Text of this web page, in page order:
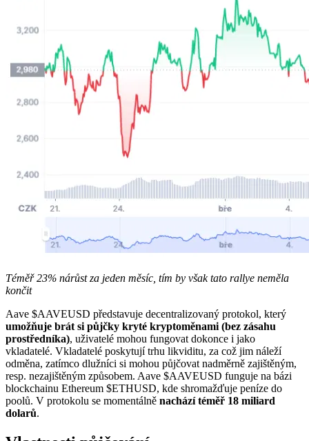
Téměř 23% nárůst za jeden měsíc, tím by však tato rallye neměla
končit
Aave $AAVEUSD představuje decentralizovaný protokol, který
umožňuje brát si půjčky kryté kryptoměnami (bez zásahu
prostředníka), uživatelé mohou fungovat dokonce i jako
vkladatelé. Vkladatelé poskytují trhu likviditu, za což jim náleží
odměna, zatímco dlužníci si mohou půjčovat nadměrně zajištěným,
resp. nezajištěným způsobem. Aave $AAVEUSD funguje na bázi
blockchainu Ethereum $ETHUSD, kde shromažďuje peníze do
poolů. V protokolu se momentálně nachází téměř 18 miliard
dolarů.